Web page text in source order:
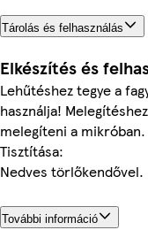
Tárolás és felhasználás
Elkészítés és
Lehűtéshez tegye a
használja!
melegíteni a mikróban.
Tisztítása:
Nedves törlőkendővel.
További információ